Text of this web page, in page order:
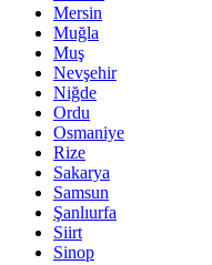
Mersin
Muğla
Muş
Nevşehir
Niğde
Ordu
Osmaniye
Rize
Sakarya
Samsun
Şanlıurfa
Siirt
Sinop